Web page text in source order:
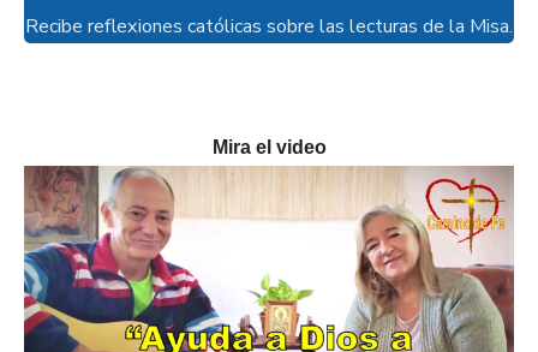
Recibe reflexiones católicas sobre las lecturas de la Misa.
Mira el video